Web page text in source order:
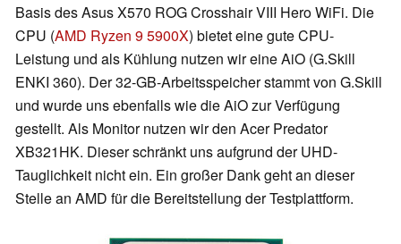
Basis des Asus X570 ROG Crosshair VIII Hero WiFi. Die
CPU (AMD Ryzen 9 5900X) bietet eine gute CPU-
Leistung und als Kühlung nutzen wir eine AiO (G.Skill
ENKI 360). Der 32-GB-Arbeitsspeicher stammt von G.Skill
und wurde uns ebenfalls wie die AiO zur Verfügung
gestellt. Als Monitor nutzen wir den Acer Predator
XB321HK. Dieser schränkt uns aufgrund der UHD-
Tauglichkeit nicht ein. Ein großer Dank geht an dieser
Stelle an AMD für die Bereitstellung der Testplattform.